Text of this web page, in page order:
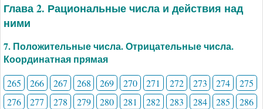
Глава 2. Рациональные числа и действия над
ними
7. Положительные числа. Отрицательные числа.
Координатная прямая
265 266 267 268 269 270 271 272 273 274
275
276
277 278 279 280 281 282 283 284 285
286